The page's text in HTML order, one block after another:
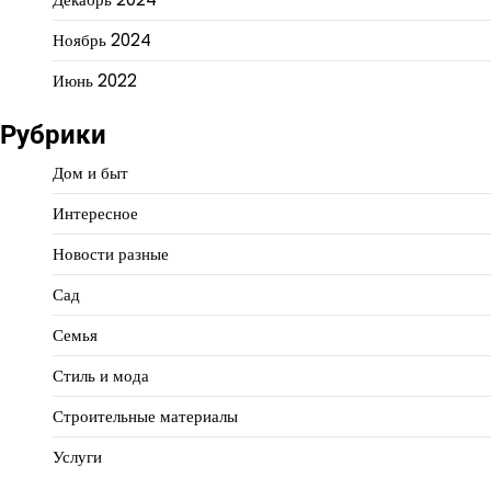
Ноябрь 2024
Июнь 2022
Рубрики
Дом и быт
Интересное
Новости разные
Сад
Семья
Стиль и мода
Строительные материалы
Услуги